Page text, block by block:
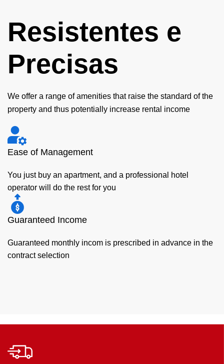
Resistentes e
Precisas
We offer a range of amenities that raise the standard of the
property and thus potentially increase rental income
Ease of Management
You just buy an apartment, and a professional hotel
operator will do the rest for you
Guaranteed Income
Guaranteed monthly incom is prescribed in advance in the
contract selection